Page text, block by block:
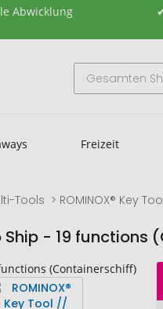
Abwicklung
Freizeit
Tools ROMINOX® Key
Ship - 19 functions